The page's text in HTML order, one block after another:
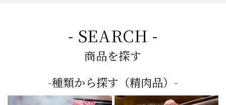
- SEARCH -
-種類から探す（精肉品）-